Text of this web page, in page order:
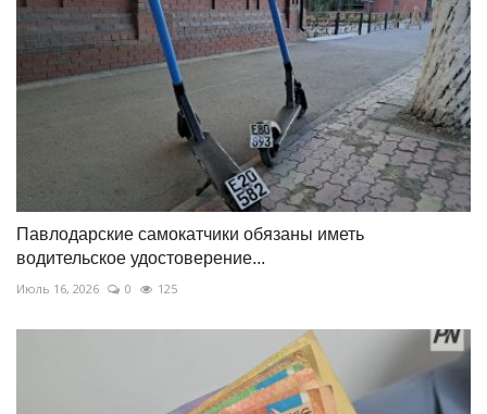
Павлодарские самокатчики обязаны иметь
водительское удостоверение...
Июль 16, 2026 0 125